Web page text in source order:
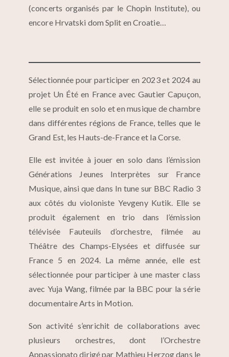
(concerts organisés par le Chopin Institute), ou
encore Hrvatski dom Split en Croatie…
Sélectionnée pour participer en 2023 et 2024 au
projet Un Été en France avec Gautier Capuçon,
elle se produit en solo et en musique de chambre
dans différentes régions de France, telles que le
Grand Est, les Hauts-de-France et la Corse.
Elle est invitée à jouer en solo dans l’émission
Générations Jeunes Interprètes sur France
Musique, ainsi que dans In tune sur BBC Radio 3
aux côtés du violoniste Yevgeny Kutik. Elle se
produit également en trio dans l’émission
télévisée Fauteuils d’orchestre, filmée au
Théâtre des Champs-Elysées et diffusée sur
France 5 en 2024. La même année, elle est
sélectionnée pour participer à une master class
avec Yuja Wang, filmée par la BBC pour la série
documentaire Arts in Motion.
Son activité s’enrichit de collaborations avec
plusieurs orchestres, dont l’Orchestre
Appassionato dirigé par Mathieu Herzog dans le